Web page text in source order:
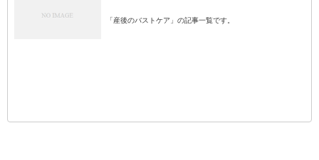
「産後のバストケア」の記事一覧です。